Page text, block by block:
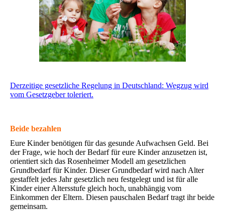
Derzeitige gesetzliche Regelung in Deutschland: Wegzug wird
vom Gesetzgeber toleriert.
Beide bezahlen
Eure Kinder benötigen für das gesunde Aufwachsen Geld. Bei
der Frage, wie hoch der Bedarf für eure Kinder anzusetzen ist,
orientiert sich das Rosenheimer Modell am gesetzlichen
Grundbedarf für Kinder. Dieser Grundbedarf wird nach Alter
gestaffelt jedes Jahr gesetzlich neu festgelegt und ist für alle
Kinder einer Altersstufe gleich hoch, unabhängig vom
Einkommen der Eltern. Diesen pauschalen Bedarf tragt ihr beide
gemeinsam.